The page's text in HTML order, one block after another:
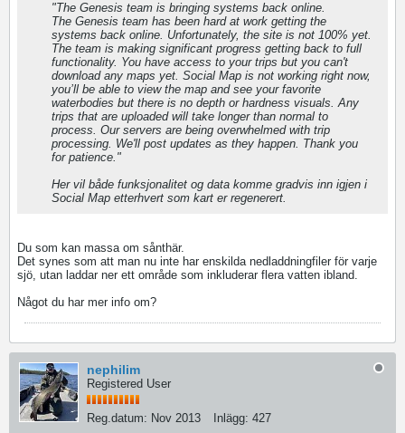
"The Genesis team is bringing systems back online.
The Genesis team has been hard at work getting the
systems back online. Unfortunately, the site is not 100% yet.
The team is making significant progress getting back to full
functionality. You have access to your trips but you can't
download any maps yet. Social Map is not working right now,
you’ll be able to view the map and see your favorite
waterbodies but there is no depth or hardness visuals. Any
trips that are uploaded will take longer than normal to
process. Our servers are being overwhelmed with trip
processing. We'll post updates as they happen. Thank you
for patience. "
Her vil både funksjonalitet og data komme gradvis inn igjen i
Social Map etterhvert som kart er regenerert.
Du som kan massa om sånthär.
Det synes som att man nu inte har enskilda nedladdningfiler för varje
sjö, utan laddar ner ett område som inkluderar flera vatten ibland.
Något du har mer info om?
nephilim
Registered User
Reg.datum: Nov 2013 Inlägg: 427